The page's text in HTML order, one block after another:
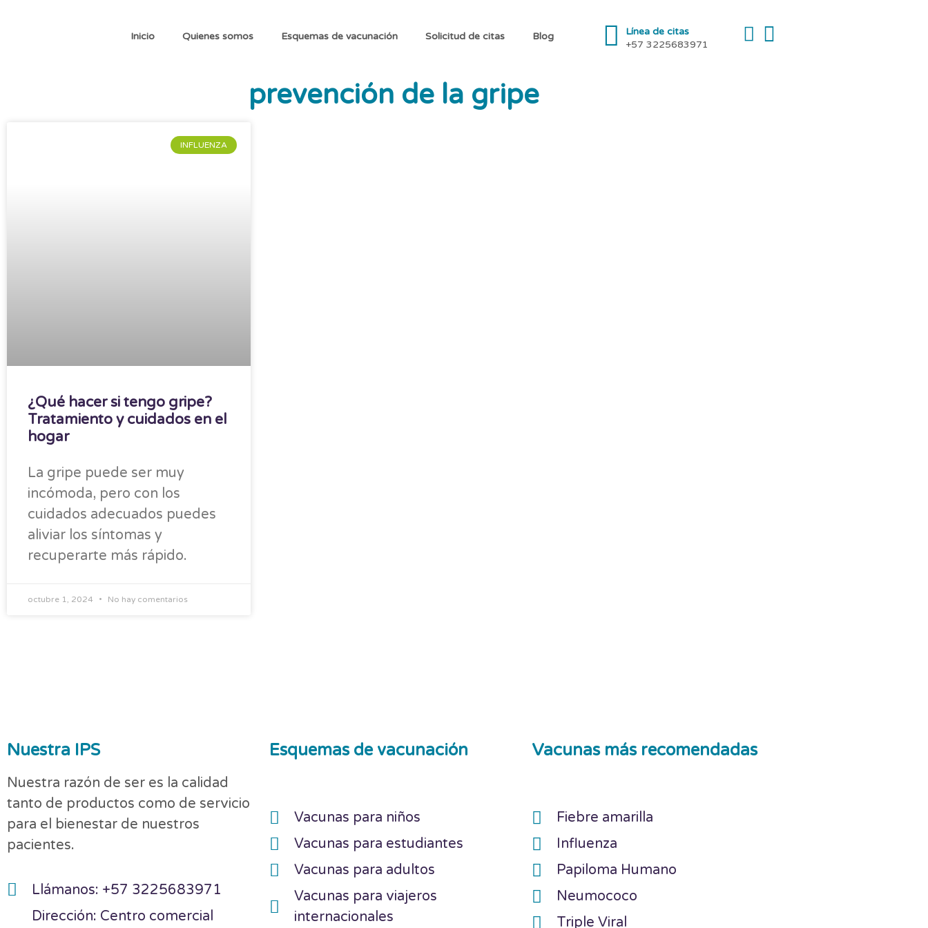
Inicio Quienes somos Esquemas de vacunación Solicitud de citas Blog
Línea de citas
+57 3225683971
prevención de la gripe
INFLUENZA
¿Qué hacer si tengo gripe?
Tratamiento y cuidados en el
hogar
La gripe puede ser muy
incómoda, pero con los
cuidados adecuados puedes
aliviar los síntomas y
recuperarte más rápido.
octubre 1, 2024 No hay comentarios
Nuestra IPS
Nuestra razón de ser es la calidad
tanto de productos como de servicio
para el bienestar de nuestros
pacientes.
Llámanos: +57 3225683971
Dirección: Centro comercial
Esquemas de vacunación
Vacunas para niños
Vacunas para estudiantes
Vacunas para adultos
Vacunas para viajeros
internacionales
Vacunas más recomendadas
Fiebre amarilla
Influenza
Papiloma Humano
Neumococo
Triple Viral